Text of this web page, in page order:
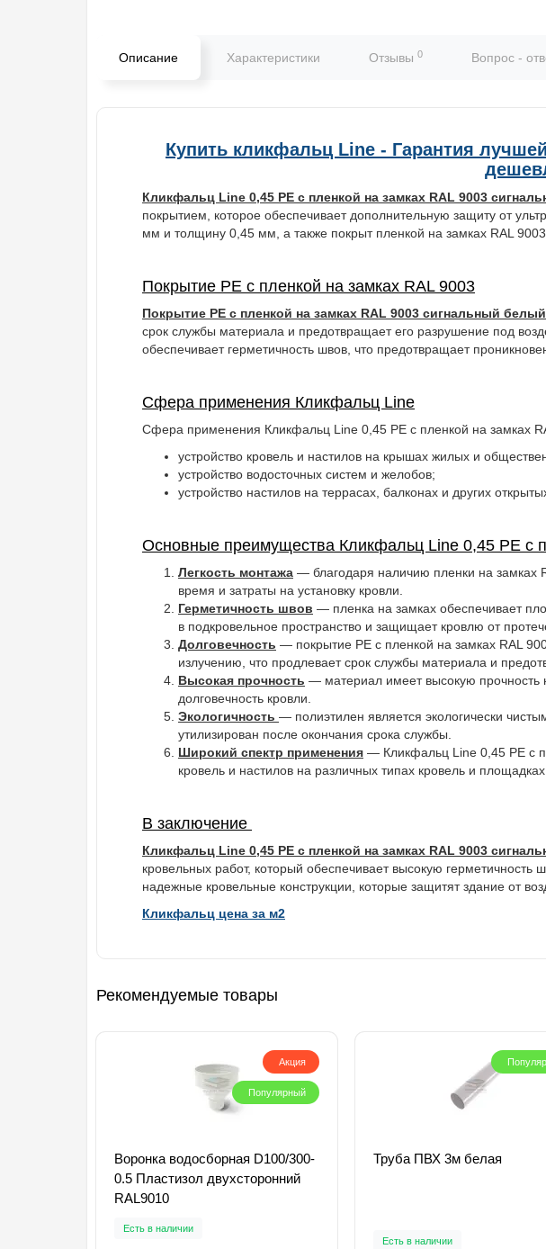
Описание Характеристики Отзывы 0 Вопрос -
Купить кликфальц Line - Гарантия
Кликфальц Line 0,45 PE с пленкой на замках RAL 9003
покрытием, которое обеспечивает дополнительную защиту от
мм и толщину 0,45 мм, а также покрыт пленкой на замках RAL
Покрытие PE с пленкой на замках RAL 9003
Покрытие PE с пленкой на замках RAL 9003 сигнальный белый
срок службы материала и предотвращает его разрушение под
обеспечивает герметичность швов, что предотвращает
Сфера применения Кликфальц Line
Сфера применения Кликфальц Line 0,45 PE с пленкой на замках
устройство кровель и настилов на крышах жилых и
устройство водосточных систем и желобов;
устройство настилов на террасах, балконах и других
Основные преимущества Кликфальц Line 0,45 PE с
Легкость монтажа — благодаря наличию пленки на замках
время и затраты на установку кровли.
Герметичность швов — пленка на замках обеспечивает
в подкровельное пространство и защищает кровлю от
Долговечность — покрытие PE с пленкой на замках RAL
излучению, что продлевает срок службы материала и
Высокая прочность — материал имеет высокую прочность
долговечность кровли.
Экологичность — полиэтилен является экологически
утилизирован после окончания срока службы.
Широкий спектр применения — Кликфальц Line 0,45 PE с
кровель и настилов на различных типах кровель и
В заключение
Кликфальц Line 0,45 PE с пленкой на замках RAL 9003
кровельных работ, который обеспечивает высокую герметичность
надежные кровельные конструкции, которые защитят здание от
Кликфальц цена за м2
Рекомендуемые товары
Акция
Популярный
Воронка водосборная D100/300-
0.5 Пластизол двухсторонний
RAL9010
Есть в наличии
Труба ПВХ 3м белая
Есть в наличии